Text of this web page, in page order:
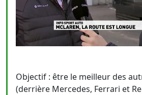
Objectif : être le meilleur des
(derrière Mercedes, Ferrari et